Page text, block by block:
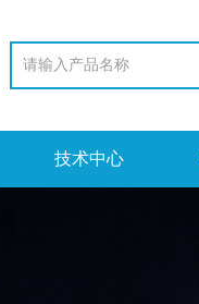
技术中心